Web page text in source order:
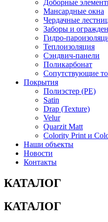
Доборные
Мансардные окна
Чердачные
Заборы и
Гидро-
Теплоизоляция
Сэндвич-панели
Поликарбонат
Сопутствующие
Покрытия
Полиэстер (РЕ)
Satin
Drap (Texture)
Velur
Quarzit Matt
Colority Print и
Наши объекты
Новости
Контакты
КАТАЛОГ
КАТАЛОГ